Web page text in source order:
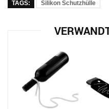
TAGS: Silikon Schutzhülle